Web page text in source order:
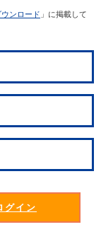
ンロード 」に掲載して
グイン